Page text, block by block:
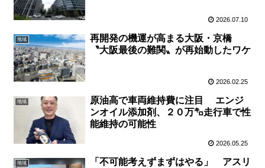
2026.07.10
地域
再開発の機運が高まる大阪・京橋
〝大阪最後の難関〟が再始動したワケ
2026.02.25
地域
原油高で車両維持費に注目 エンジ
ンオイル添加剤、２０万㌔走行車で性
能維持の可能性
2026.05.25
地域
「不可能考えずまずはやる」 アスリ